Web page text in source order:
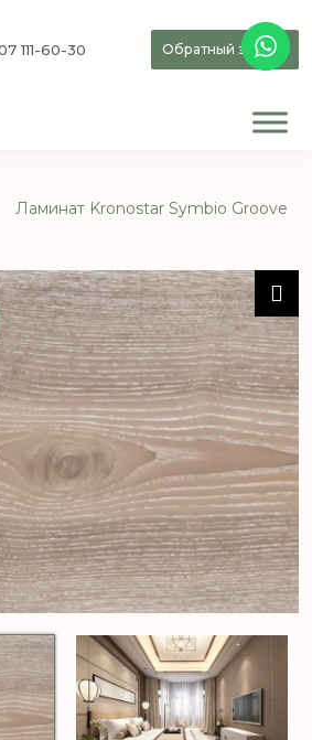
111-60-30 Обратный звонок
Ламинат Kronostar Symbio Groove